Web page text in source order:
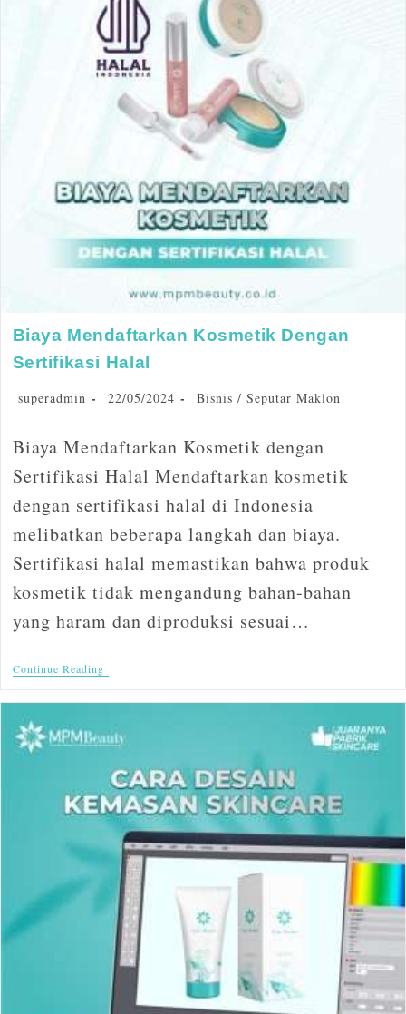
Biaya Mendaftarkan Kosmetik Dengan
Sertifikasi Halal
superadmin 22/05/2024 Bisnis / Seputar Maklon
Biaya Mendaftarkan Kosmetik dengan
Sertifikasi Halal Mendaftarkan kosmetik
dengan sertifikasi halal di Indonesia
melibatkan beberapa langkah dan biaya.
Sertifikasi halal memastikan bahwa produk
kosmetik tidak mengandung bahan-bahan
yang haram dan diproduksi sesuai…
Continue Reading